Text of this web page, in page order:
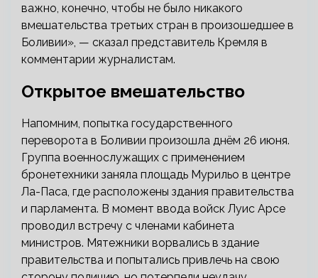
важно, конечно, чтобы не было никакого
вмешательства третьих стран в произошедшее в
Боливии», — сказал представитель Кремля в
комментарии журналистам.
Открытое вмешательство
Напомним, попытка государственного
переворота в Боливии произошла днём 26 июня.
Группа военнослужащих с применением
бронетехники заняла площадь Мурильо в центре
Ла-Паса, где расположены здания правительства
и парламента. В момент ввода войск Луис Арсе
проводил встречу с членами кабинета
министров. Мятежники ворвались в здание
правительства и попытались привлечь на свою